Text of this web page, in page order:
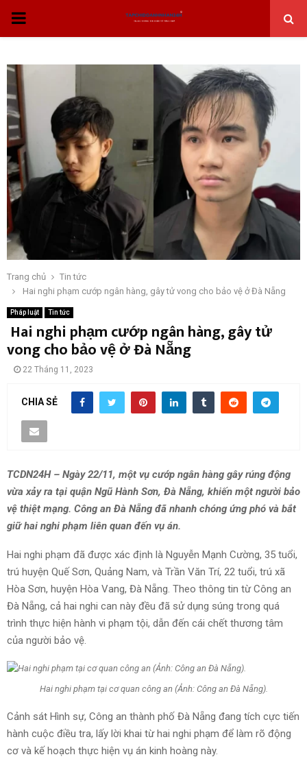
THỰC
CHÍNH
Trang chủ
Tin tức
Hai nghi phạm cướp ngân hàng, gây tử vong cho bảo vệ ở Đà Nẵng
Pháp luật Tin tức
Hai nghi phạm cướp ngân hàng, gây tử
vong cho bảo vệ ở Đà Nẵng
22 Tháng 11, 2023
CHIA SẺ
TCDN24H – Ngày 22/11, một vụ cướp ngân hàng gây rúng động
vừa xảy ra tại quận Ngũ Hành Sơn, Đà Nẵng, khiến một người bảo
vệ thiệt mạng. Công an Đà Nẵng đã nhanh chóng ứng phó và bắt
giữ hai nghi phạm liên quan đến vụ án.
Hai nghi phạm đã được xác định là Nguyễn Mạnh Cường, 35 tuổi,
trú huyện Quế Sơn, Quảng Nam, và Trần Văn Trí, 22 tuổi, trú xã
Hòa Sơn, huyện Hòa Vang, Đà Nẵng. Theo thông tin từ Công an
Đà Nẵng, cả hai nghi can này đều đã sử dụng súng trong quá
trình thực hiện hành vi phạm tội, dẫn đến cái chết thương tâm
của người bảo vệ.
Hai nghi phạm tại cơ quan công an (Ảnh: Công an Đà Nẵng).
Cảnh sát Hình sự, Công an thành phố Đà Nẵng đang tích cực tiến
hành cuộc điều tra, lấy lời khai từ hai nghi phạm để làm rõ động
cơ và kế hoạch thực hiện vụ án kinh hoàng này.